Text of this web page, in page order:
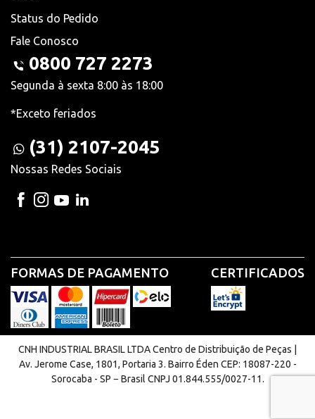
Status do Pedido
Fale Conosco
0800 727 2273
Segunda à sexta 8:00 às 18:00
*Exceto feriados
(31) 2107-2045
Nossas Redes Sociais
FORMAS DE PAGAMENTO CERTIFICADOS
CNH INDUSTRIAL BRASIL LTDA Centro de Distribuição de Peças |
Av. Jerome Case, 1801, Portaria 3. Bairro Éden CEP: 18087-220 -
Sorocaba - SP − Brasil CNPJ 01.844.555/0027-11.